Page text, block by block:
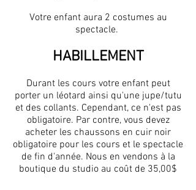
Votre enfant aura 2 costumes au
spectacle.
HABILLEMENT
Durant les cours votre enfant peut
porter un léotard ainsi qu'une jupe/tutu
et des collants. Cependant, ce n'est pas
obligatoire. Par contre, vous devez
acheter les chaussons en cuir noir
obligatoire pour les cours et le spectacle
de fin d'année. Nous en vendons à la
boutique du studio au coût de 35,00$